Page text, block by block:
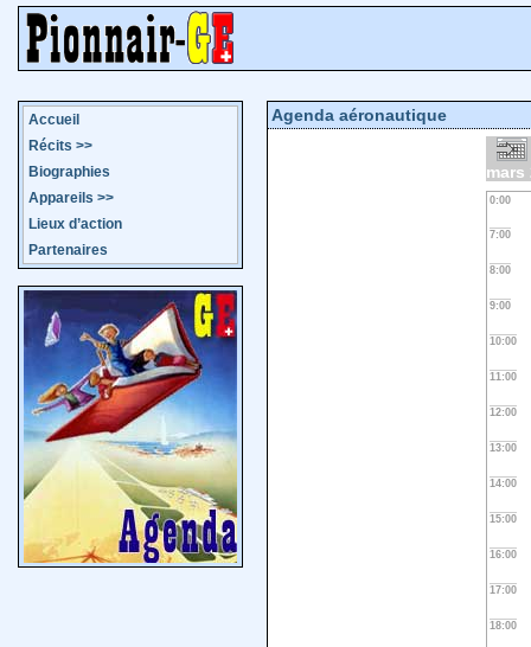
Accueil
Récits >>
Biographies
Appareils >>
Lieux d’action
Partenaires
Agenda aéronautique
mars
0:00
7:00
8:00
9:00
10:00
11:00
12:00
13:00
14:00
15:00
16:00
17:00
18:00